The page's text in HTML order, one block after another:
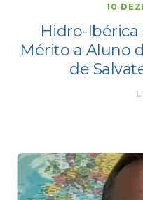
10
Hidro-
Mérito a Aluno
de